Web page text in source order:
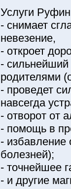
Услуги
- снимает
невезение,
- откроет
- сильнейший
родителями
- проведет
навсегда
- отворот от
- помощь в
- избавление
болезней);
- точнейшее
- и другие